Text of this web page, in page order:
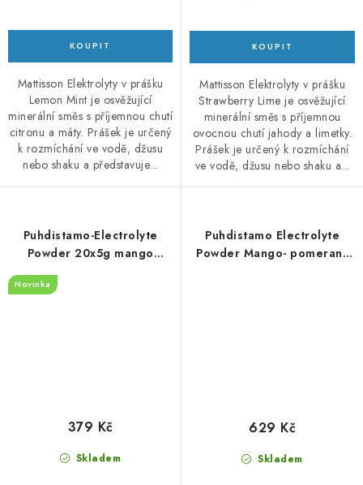
Mattisson Elektrolyty v prášku
Lemon Mint je osvěžující
minerální směs s příjemnou chutí
citronu a máty. Prášek je určený
k rozmíchání ve vodě, džusu
nebo shaku a představuje...
Mattisson Elektrolyty v prášku
Strawberry Lime je osvěžující
minerální směs s příjemnou
ovocnou chutí jahody a limetky.
Prášek je určený k rozmíchání
ve vodě, džusu nebo shaku a...
Puhdistamo-Electrolyte
Powder 20x5g mango
Novinka
Skladem
379 Kč
Puhdistamo Electrolyte
Powder Mango- pomeranč
Skladem
629 Kč